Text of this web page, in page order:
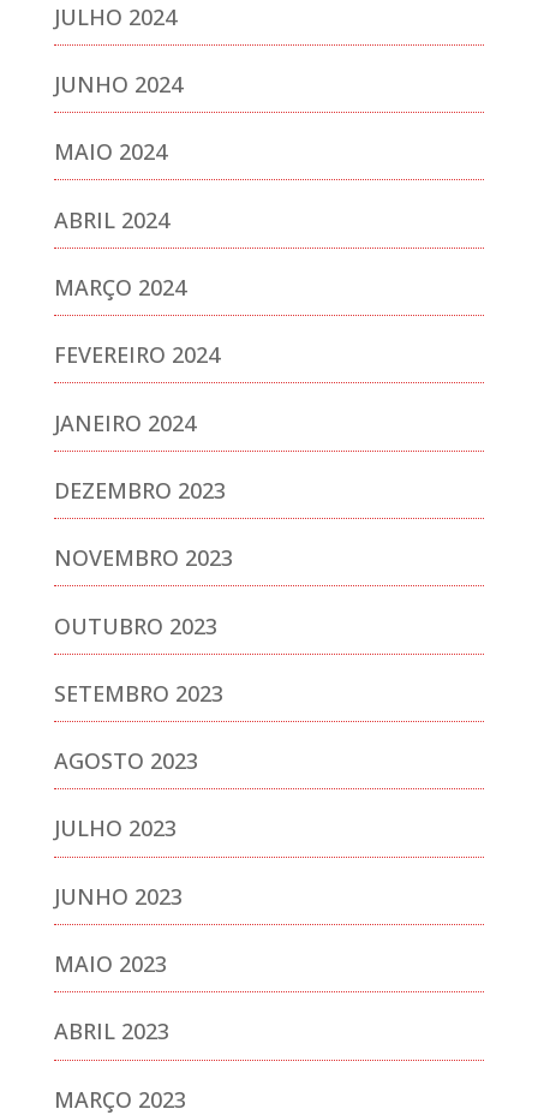
JULHO 2024
JUNHO 2024
MAIO 2024
ABRIL 2024
MARÇO 2024
FEVEREIRO 2024
JANEIRO 2024
DEZEMBRO 2023
NOVEMBRO 2023
OUTUBRO 2023
SETEMBRO 2023
AGOSTO 2023
JULHO 2023
JUNHO 2023
MAIO 2023
ABRIL 2023
MARÇO 2023